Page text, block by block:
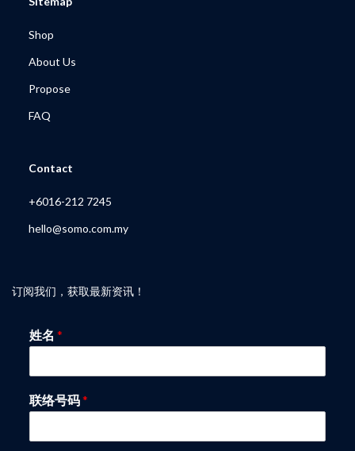
Shop
About Us
Propose
FAQ
Contact
+6016-212 7245
hello@somo.com.my
订阅我们，获取最新资讯！
姓名 *
联络号码*